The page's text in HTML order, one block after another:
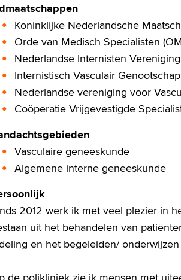
Koninklijke Nederlandsche
Orde van Medisch Specialisten
Nederlandse Internisten
Internistisch Vasculair
Nederlandse vereniging voor
Coöperatie Vrijgevestigde
Vasculaire geneeskunde
Algemene interne geneeskunde
2012 werk ik met veel plezier in
uit het behandelen van
en het begeleiden/